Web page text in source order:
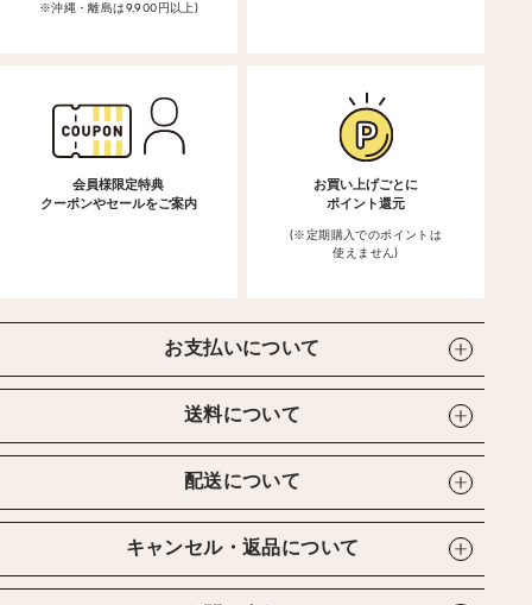
※沖縄・離島は9,900円以上)
会員様限定特典
クーポンやセールをご案内
お買い上げごとに
ポイント還元
(※定期購入でのポイントは
使えません)
お支払いについて
送料について
配送について
キャンセル・返品について